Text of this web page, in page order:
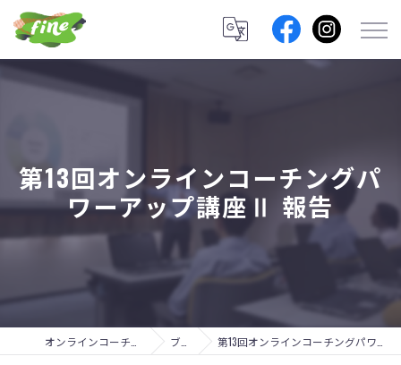
第13回オンラインコーチングパ
ワーアップ講座Ⅱ 報告
ブログ 第13回オンラインコーチングパワーアップ講座Ⅱ 報告